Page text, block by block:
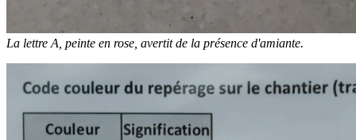
La lettre A, peinte en rose, avertit de la présence d'amiante.